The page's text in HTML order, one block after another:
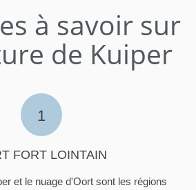
à savoir sur
de Kuiper
1
FORT LOINTAIN
et le nuage d'Oort sont les régions